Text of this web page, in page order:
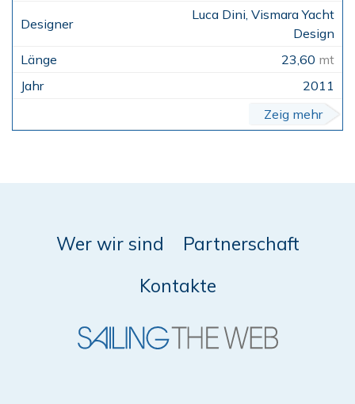
Luca Dini, Vismara Yacht
Design
23,60 mt
2011
Zeig mehr
Wer wir sind
Partnerschaft
Kontakte